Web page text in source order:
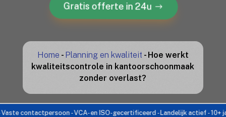
Gratis offerte in 24u
Home - Planning en kwaliteit - Hoe werkt
kwaliteitscontrole in kantoorschoonmaak
zonder overlast?
- VCA- en ISO-gecertificeerd - Landelijk actief - 10+ jaar